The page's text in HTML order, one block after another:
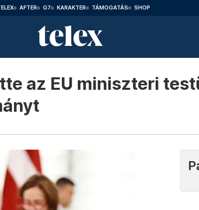
AFTER G7 KARAKTER TÁMOGATÁS SHOP
az EU miniszteri